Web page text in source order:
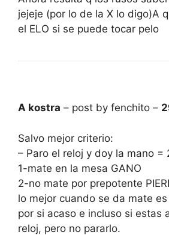
jejeje (por lo de la X lo digo)A
el ELO si se puede tocar pelo
A kostra – post by fenchito –
Salvo mejor criterio:
– Paro el reloj y doy la mano =
1-mate en la mesa GANO
2-no mate por prepotente
lo mejor cuando se da mate
por si acaso e incluso si estas
reloj, pero no pararlo.